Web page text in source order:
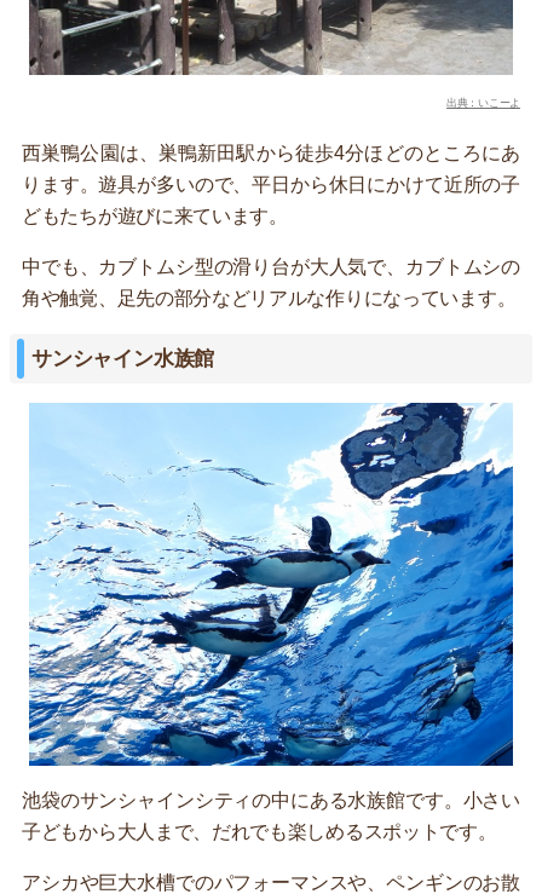
出典：いこーよ
西巣鴨公園は、巣鴨新田駅から徒歩4分ほどのところにあ
ります。遊具が多いので、平日から休日にかけて近所の子
どもたちが遊びに来ています。
中でも、カブトムシ型の滑り台が大人気で、カブトムシの
角や触覚、足先の部分などリアルな作りになっています。
サンシャイン水族館
池袋のサンシャインシティの中にある水族館です。小さい
子どもから大人まで、だれでも楽しめるスポットです。
アシカや巨大水槽でのパフォーマンスや、ペンギンのお散